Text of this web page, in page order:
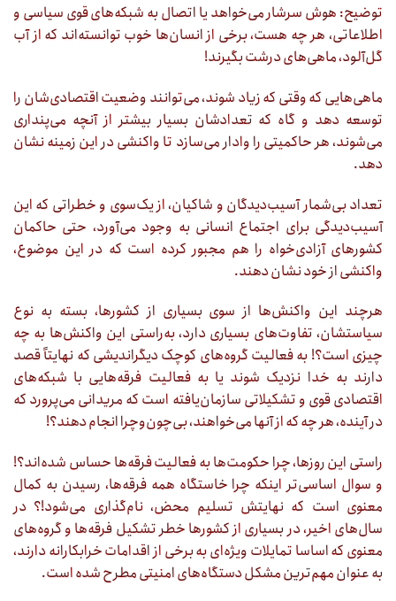
توضیح: هوش سرشار می‌خواهد یا اتصال به شبکه‌های قوی سیاسی و
اطلاعاتی، هر چه هست، برخی از انسان‌ها خوب توانسته‌اند که از آب
گل‌آلود، ماهی‌های درشت بگیرند!
ماهی‌هایی که وقتی که زیاد شوند، می‌توانند وضعیت اقتصادی‌شان را
توسعه دهد و گاه که تعدادشان بسیار بیشتر از آنچه می‌پنداری
می‌شوند، هر حاکمیتی را وادار می‌سازد تا واکنشی در این زمینه نشان
دهد.
تعداد بی‌شمار آسیب‌دیدگان و شاکیان، از یک‌سوی و خطراتی که این
آسیب‌دیدگی برای اجتماع انسانی به وجود می‌آورد، حتی حاکمان
کشورهای آزادی‌خواه را هم مجبور کرده است که در این موضوع،
واکنشی از خود نشان دهند.
هرچند این واکنش‌ها از سوی بسیاری از کشورها، بسته به نوع
سیاستشان، تفاوت‌های بسیاری دارد، به‌راستی این واکنش‌ها به چه
چیزی است؟! به فعالیت گروه‌های کوچک دیگراندیشی که نهایتاً قصد
دارند به خدا نزدیک شوند یا به فعالیت فرقه‌هایی با شبکه‌های
اقتصادی قوی و تشکیلاتی سازمان‌یافته است که مریدانی می‌پرورد که
در آینده، هر چه که از آنها می‌خواهند، بی‌چون‌وچرا انجام دهند؟!
راستی این روزها، چرا حکومت‌ها به فعالیت فرقه‌ها حساس شده‌اند؟!
و سوال اساسی‌تر اینکه چرا خاستگاه همه فرقه‌ها، رسیدن به کمال
معنوی است که نهایتش تسلیم محض، نام‌گذاری می‌شود!؟ در
سال‌های اخیر، در بسیاری از کشورها خطر تشکیل فرقه‌ها و گروه‌های
معنوی که اساسا تمایلات ویژه‌ای به برخی از اقدامات خرابکارانه دارند،
به عنوان مهم‌ترین مشکل دستگاه‌های امنیتی مطرح شده است.